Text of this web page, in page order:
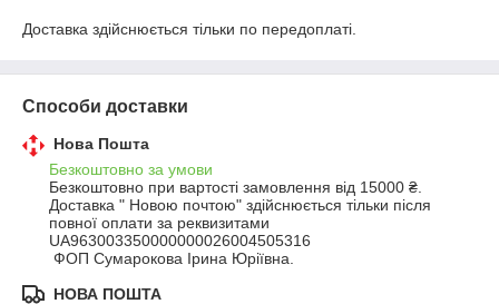
Доставка здійснюється тільки по передоплаті.
Способи доставки
Нова Пошта
Безкоштовно за умови
Безкоштовно при вартості замовлення від 15000 ₴.
Доставка " Новою почтою" здійснюється тільки після
повної оплати за реквизитами
UA963003350000000026004505316
ФОП Сумарокова Ірина Юріївна.
НОВА ПОШТА